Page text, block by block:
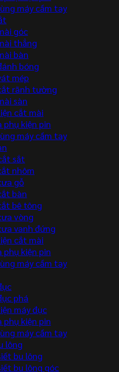
máy cầm tay
góc
thẳng
bàn
bóng
mép
rãnh tường
sàn
cắt mài
phụ kiện pin
máy cầm tay
sắt
nhôm
gỗ
bàn
bê tông
vòng
vanh đứng
cắt mài
phụ kiện pin
máy cầm tay
phá
máy đục
phụ kiện pin
máy cầm tay
lông
bu lông
bu lông góc